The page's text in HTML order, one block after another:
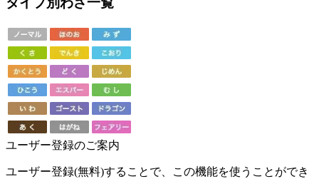
ユーザー登録のご案内
ユーザー登録(無料)することで、この機能を使うことができ